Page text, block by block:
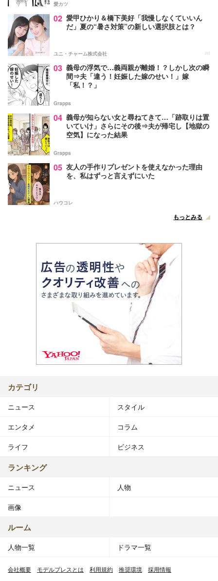
愛カツ
02 愛甲ひかり＆橋下美好「我慢しなくていいん
だ」夏の“暑さ対策”の新しい選択肢とは？
ユニ・チャーム株式会社 PR
03 義母の浮気で…義両親が離婚！？しかし次の瞬
間⇒夫「違う！妊娠した嫁のせい！」嫁
「私！？」
Grapps
04 義母が知らない女と尋ねてきて…「跡取りは置
いていけ」さらにその後⇒夫が帰宅し【地獄の
空気】になった結果
Grapps
05 友人の手作りプレゼントを使えなかった理由
を、私はずっと言えずにいた
ハウコレ
もっとみる
カテゴリ
ニュース スタイル
エンタメ コラム
ライフ ビジネス
ランキング
ニュース 人物
画像
ルーム
人物一覧 ドラマ一覧
会社概要 モデルプレスとは 利用規約 推奨環境 採用情報